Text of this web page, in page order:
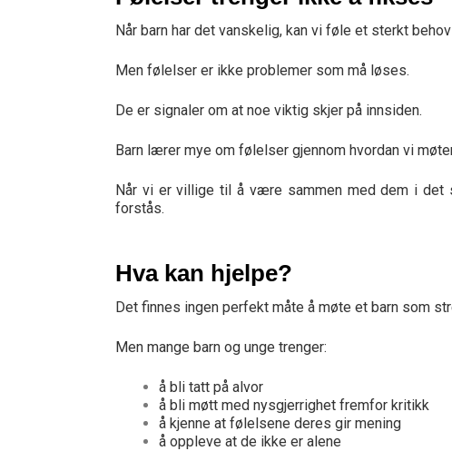
Når barn har det vanskelig, kan vi føle et sterkt
Men følelser er ikke problemer som må løses.
De er signaler om at noe viktig skjer på innsiden.
Barn lærer mye om følelser gjennom hvordan vi
Når vi er villige til å være sammen med dem i
forstås.
Hva kan hjelpe?
Det finnes ingen perfekt måte å møte et barn som
Men mange barn og unge trenger:
å bli tatt på alvor
å bli møtt med nysgjerrighet fremfor kritikk
å kjenne at følelsene deres gir mening
å oppleve at de ikke er alene